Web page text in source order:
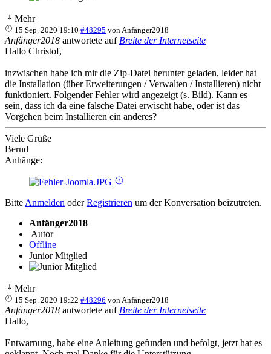
Mehr
15 Sep. 2020 19:10 #48295 von Anfänger2018
Anfänger2018 antwortete auf Breite der Internetseite
Hallo Christof,
inzwischen habe ich mir die Zip-Datei herunter geladen, leider hat
die Installation (über Erweiterungen / Verwalten / Installieren) nicht
funktioniert. Folgender Fehler wird angezeigt (s. Bild). Kann es
sein, dass ich da eine falsche Datei erwischt habe, oder ist das
Vorgehen beim Installieren ein anderes?
Viele Grüße
Bernd
Anhänge:
Bitte Anmelden oderRegistrieren um der Konversation beizutreten.
Anfänger2018
Autor
Offline
Junior Mitglied
Mehr
15 Sep. 2020 19:22 #48296 von Anfänger2018
Anfänger2018 antwortete auf Breite der Internetseite
Hallo,
Entwarnung, habe eine Anleitung gefunden und befolgt, jetzt hat es